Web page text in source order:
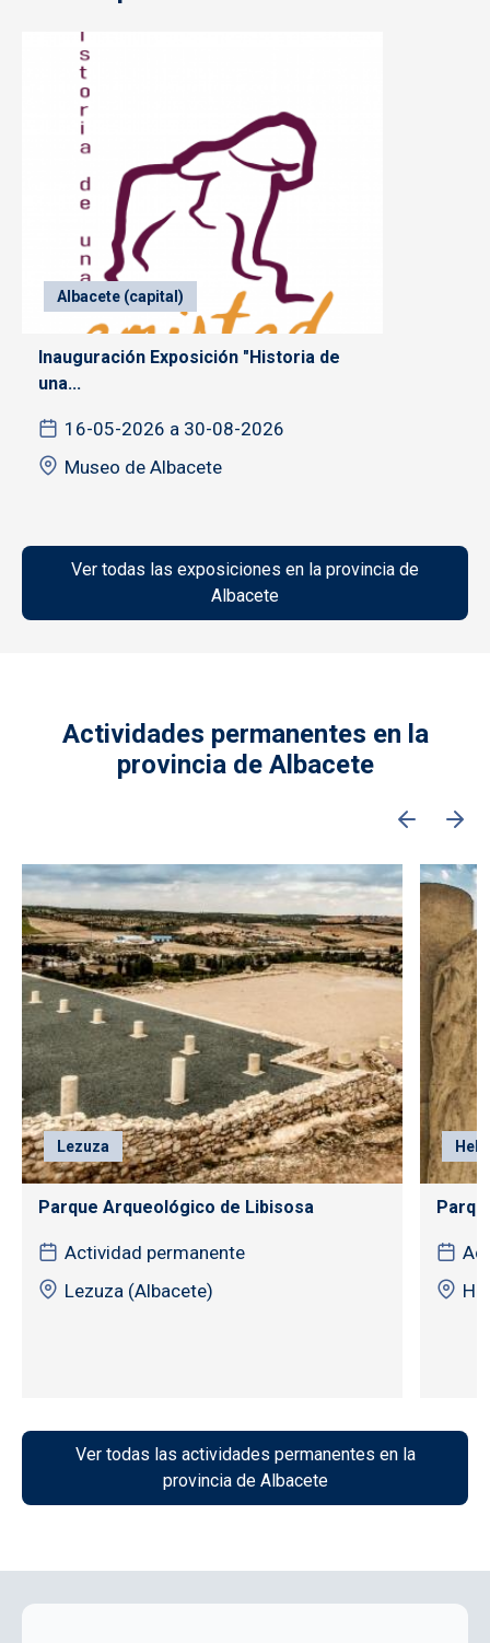
Albacete (capital)
Inauguración Exposición "Historia de
una...
16-05-2026 a 30-08-2026
Museo de Albacete
Ver todas las exposiciones en la provincia de
Albacete
Actividades permanentes en la
provincia de Albacete
Lezuza
Parque Arqueológico de Libisosa
Actividad permanente
Lezuza (Albacete)
Ver todas las actividades permanentes en la
provincia de Albacete